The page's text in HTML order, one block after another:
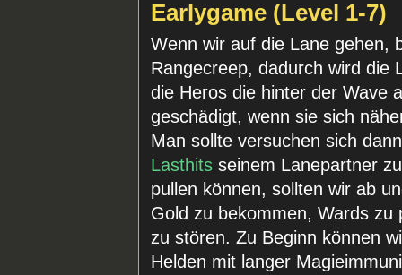
Earlygame (Level 1-7)
Wenn wir auf die Lane gehen,
Rangecreep, dadurch wird die
die Heros die hinter der Wave
geschädigt, wenn sie sich
Man sollte versuchen sich
Lasthits seinem Lanepartner
pullen können, sollten wir ab
Gold zu bekommen, Wards zu
zu stören. Zu Beginn können
Helden mit langer